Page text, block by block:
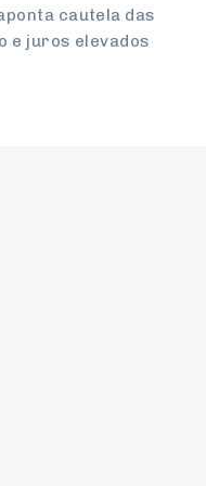
cautela das
e juros elevados